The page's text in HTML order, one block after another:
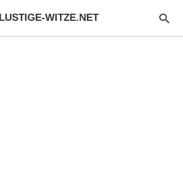
LUSTIGE-WITZE.NET